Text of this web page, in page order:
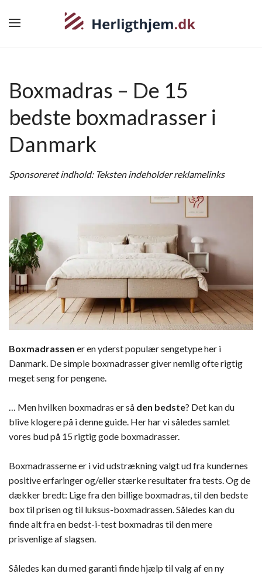
Boxmadras – De 15
bedste boxmadrasser i
Danmark
Sponsoreret indhold: Teksten indeholder reklamelinks
Boxmadrassen er en yderst populær sengetype her i
Danmark. De simple boxmadrasser giver nemlig ofte rigtig
meget seng for pengene.
… Men hvilken boxmadras er så den bedste? Det kan du
blive klogere på i denne guide. Her har vi således samlet
vores bud på 15 rigtig gode boxmadrasser.
Boxmadrasserne er i vid udstrækning valgt ud fra kundernes
positive erfaringer og/eller stærke resultater fra tests. Og de
dækker bredt: Lige fra den billige boxmadras, til den bedste
box til prisen og til luksus-boxmadrassen. Således kan du
finde alt fra en bedst-i-test boxmadras til den mere
prisvenlige af slagsen.
Således kan du med garanti finde hjælp til valg af en ny